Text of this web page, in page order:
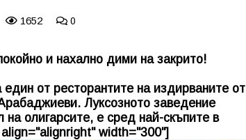
1652 0
и нахално дими на закрито!
от ресторантите на издирваните от
Луксозното заведение
на олигарсите, е сред най-скъпите в
width="300"]